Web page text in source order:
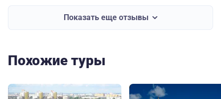
Показать еще отзывы
Похожие туры